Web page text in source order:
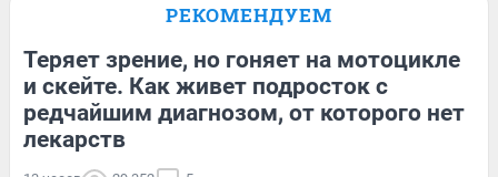
РЕКОМЕНДУЕМ
Теряет зрение, но гоняет на мотоцикле
и скейте. Как живет подросток с
редчайшим диагнозом, от которого нет
лекарств